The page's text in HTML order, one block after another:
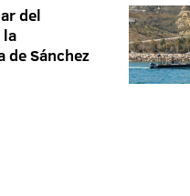
del
la
de Sánchez